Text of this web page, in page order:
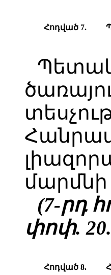
Հոդված 7.
(7-րդ
փոփ.
Հոդված 8. Հ